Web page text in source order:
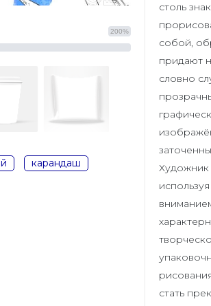
200%
карандаш
столь
собой,
придают
словно
Художник
стать